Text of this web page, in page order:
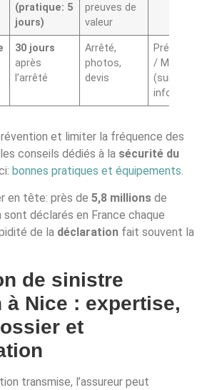
(pratique: 5
jours)
preuves de
valeur
30 jours
après
l’arrêté
Arrêté,
photos,
devis
Préfecture
/ Mairie
(suivi
infos)
et limiter la fréquence des
conseils dédiés à la sécurité du
bonnes pratiques et équipements
en tête: près de 5,8 millions de
déclarés en France chaque
de la déclaration fait souvent la
de sinistre
à Nice : expertise,
et
transmise, l’assureur peut